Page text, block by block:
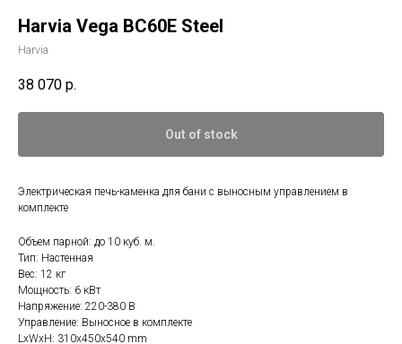
Harvia Vega BC60E Steel
Harvia
38 070 р.
Out of stock
Электрическая печь-каменка для бани с выносным управлением в
комплекте
Объем парной: до 10 куб. м.
Тип: Настенная
Вес: 12 кг
Мощность: 6 кВт
Напряжение: 220-380 В
Управление: Выносное в комплекте
LxWxH: 310x450x540 mm